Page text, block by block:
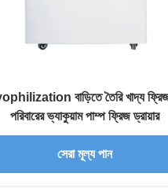
বাড়িতে তৈরি খাদ্য ফ্রিজ
পরিবারের ভ্যাকুয়াম পাম্প ফ্রিজ ড্রায়ার
সেরা মূল্য পান